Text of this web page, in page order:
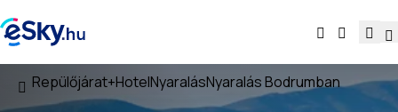
Repülőjárat+HotelNyaralásNyaralás Bodrumban